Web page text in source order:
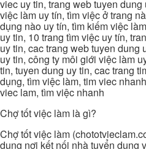
viec uy tin, trang web tuyen
việc làm uy tín, tìm việc ở trang
dụng nào uy tín, tìm kiếm việc
uy tin, 10 trang tìm việc uy tín,
uy tin, cac trang web tuyen dung
uy tin, công ty môi giới việc làm
tin, tuyen dung uy tin, cac trang
dụng, tìm việc làm, tim viec
viec lam, tìm việc nhanh
Chợ tốt việc làm là gì?
Chợ tốt việc làm
dụng nơi kết nối nhà tuyển dụng